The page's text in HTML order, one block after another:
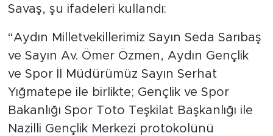
Savaş, şu ifadeleri kullandı:
“Aydın Milletvekillerimiz Sayın Seda Sarıbaş
ve Sayın Av. Ömer Özmen, Aydın Gençlik
ve Spor İl Müdürümüz Sayın Serhat
Yığmatepe ile birlikte; Gençlik ve Spor
Bakanlığı Spor Toto Teşkilat Başkanlığı ile
Nazilli Gençlik Merkezi protokolünü